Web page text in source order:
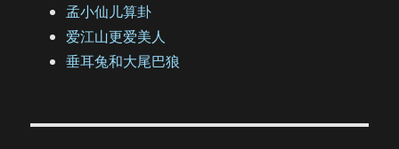
孟小仙儿算卦
爱江山更爱美人
垂耳兔和大尾巴狼